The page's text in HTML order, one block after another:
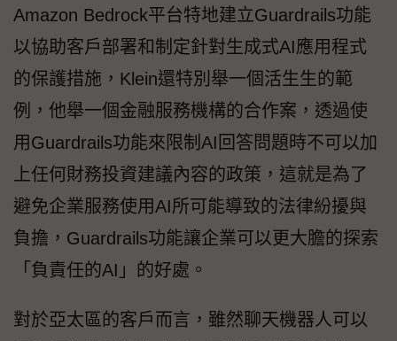
Amazon Bedrock平台特地建立Guardrails功能
以協助客戶部署和制定針對生成式AI應用程式
的保護措施，Klein還特別舉一個活生生的範
例，他舉一個金融服務機構的合作案，透過使
用Guardrails功能來限制AI回答問題時不可以加
上任何財務投資建議內容的政策，這就是為了
避免企業服務使用AI所可能導致的法律紛擾與
負擔，Guardrails功能讓企業可以更大膽的探索
「負責任的AI」的好處。
對於亞太區的客戶而言，雖然聊天機器人可以